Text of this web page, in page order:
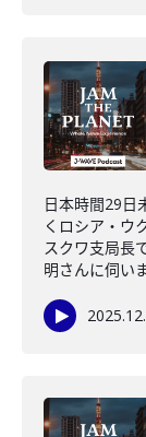
日本時間29日
くロシア・ウ
スクワ支局長
明さんに伺い